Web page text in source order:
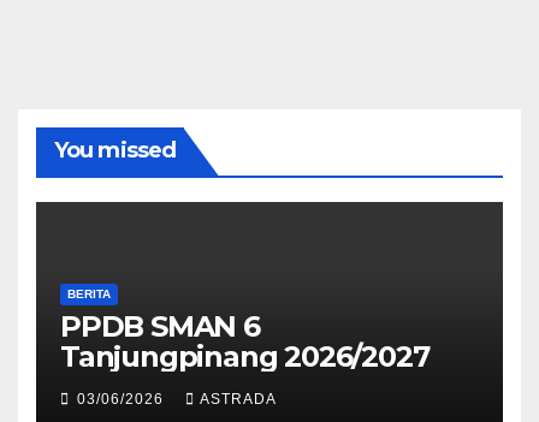
You missed
BERITA
PPDB SMAN 6
Tanjungpinang 2026/2027
03/06/2026 ASTRADA